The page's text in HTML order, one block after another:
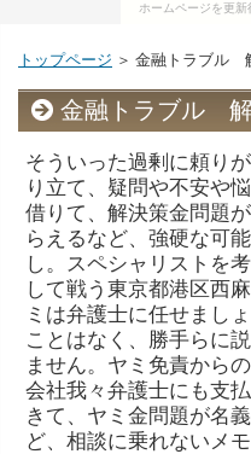
ホームページを更
トップページ ＞ 金融トラブル
金融トラブル
そういった過剰に頼り
り立て、疑問や不安や
借りて、解決策金問題
らえるなど、強硬な可
し。スペシャリストを
して戦う東京都港区西
ミは弁護士に任せまし
ことはなく、勝手らに
ません。ヤミ免責から
会社我々弁護士にも支
きて、ヤミ金問題が名
ど、相談に乗れないメ